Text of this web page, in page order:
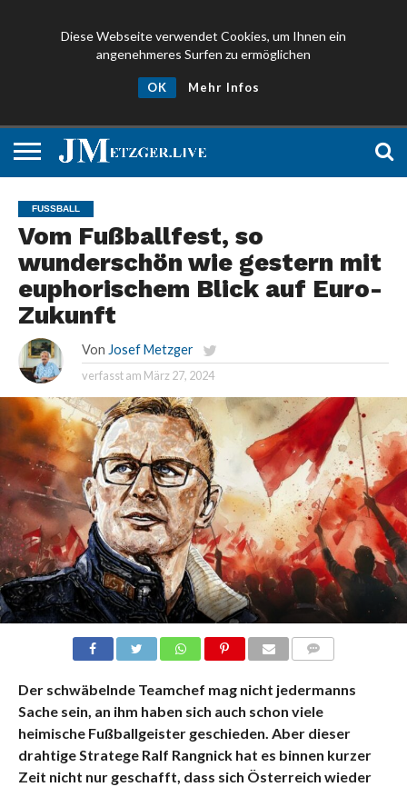
Diese Webseite verwendet Cookies, um Ihnen ein
angenehmeres Surfen zu ermöglichen
OK Mehr Infos
FUSSBALL
Vom Fußballfest, so
wunderschön wie gestern mit
euphorischem Blick auf Euro-
Zukunft
Von Josef Metzger
verfasst am März 27, 2024
Der schwäbelnde Teamchef mag nicht jedermanns
Sache sein, an ihm haben sich auch schon viele
heimische Fußballgeister geschieden. Aber dieser
drahtige Stratege Ralf Rangnick hat es binnen kurzer
Zeit nicht nur geschafft, dass sich Österreich wieder